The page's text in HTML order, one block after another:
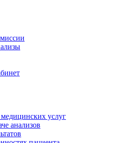
услуг
анализов